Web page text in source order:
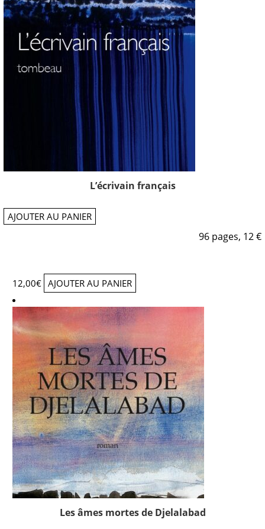
L’écrivain français
AJOUTER AU PANIER
96 pages, 12 €
12,00€ AJOUTER AU PANIER
Les âmes mortes de Djelalabad